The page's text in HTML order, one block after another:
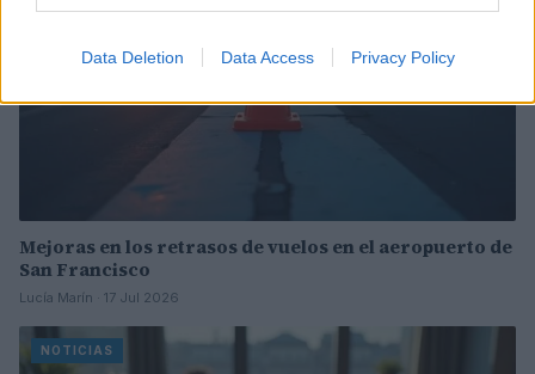
Data Deletion Data Access Privacy Policy
Mejoras en los retrasos de vuelos en el aeropuerto de
San Francisco
Lucía Marín · 17 Jul 2026
NOTICIAS